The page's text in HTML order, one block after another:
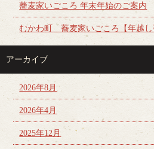
蕎麦家いごころ 年末年始のご案内
むかわ町 蕎麦家いごころ【年越し
アーカイブ
2026年8月
2026年4月
2025年12月